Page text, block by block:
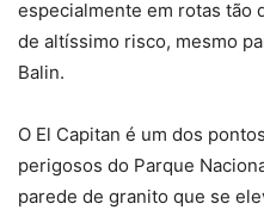
especialmente em rotas tão
de altíssimo risco, mesmo
Balin.
O El Capitan é um dos
perigosos do Parque
parede de granito que se